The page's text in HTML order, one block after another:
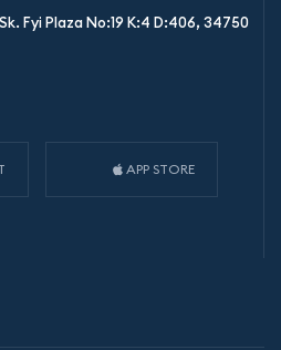
Fyi Plaza No:19 K:4 D:406, 34750
APP STORE